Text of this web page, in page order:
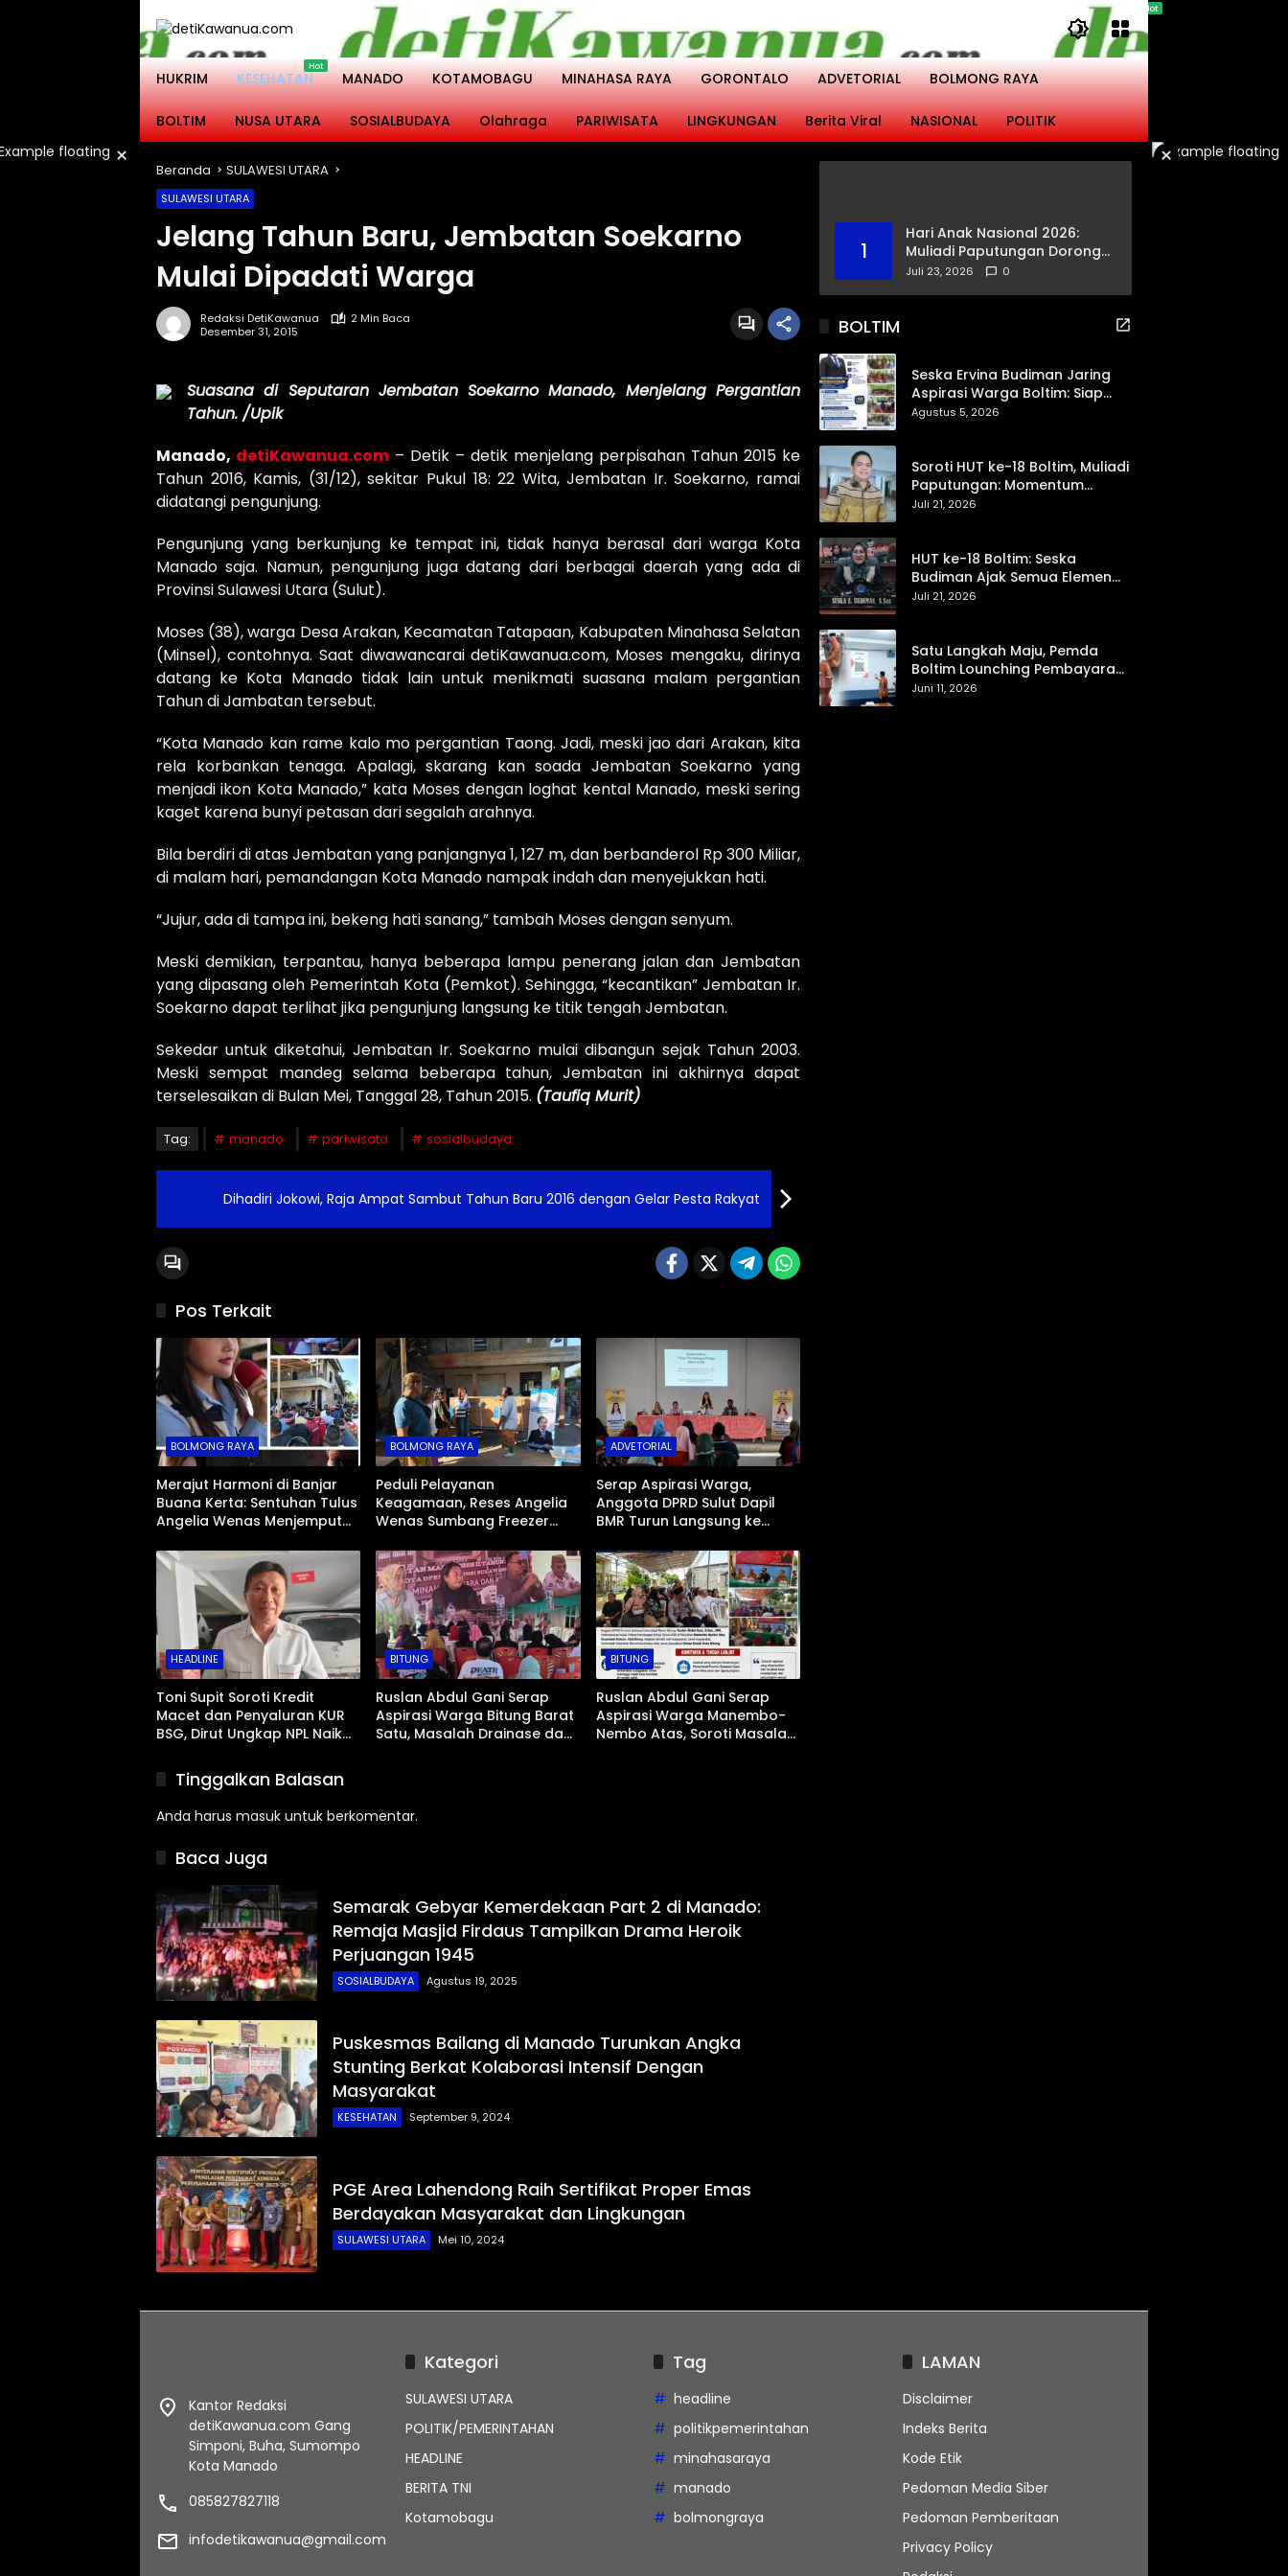
HUKRIM
KESEHATAN MANADO KOTAMOBAGU MINAHASA RAYA GORONTALO ADVETORIAL BOLMONG RAYA
BOLTIM NUSA UTARA SOSIALBUDAYA Olahraga PARIWISATA LINGKUNGAN Berita Viral NASIONAL POLITIK
× ×
Beranda SULAWESI UTARA
SULAWESI UTARA
Jelang Tahun Baru, Jembatan Soekarno
Mulai Dipadati Warga
Redaksi DetiKawanua
2 Min Baca
Desember 31, 2015
Suasana di Seputaran Jembatan Soekarno Manado, Menjelang Pergantian
Tahun. /Upik
Manado, detiKawanua.com – Detik – detik menjelang perpisahan Tahun 2015 ke
Tahun 2016, Kamis, (31/12), sekitar Pukul 18: 22 Wita, Jembatan Ir. Soekarno, ramai
didatangi pengunjung.
Pengunjung yang berkunjung ke tempat ini, tidak hanya berasal dari warga Kota
Manado saja. Namun, pengunjung juga datang dari berbagai daerah yang ada di
Provinsi Sulawesi Utara (Sulut).
Moses (38), warga Desa Arakan, Kecamatan Tatapaan, Kabupaten Minahasa Selatan
(Minsel), contohnya. Saat diwawancarai detiKawanua.com, Moses mengaku, dirinya
datang ke Kota Manado tidak lain untuk menikmati suasana malam pergantian
Tahun di Jambatan tersebut.
“Kota Manado kan rame kalo mo pergantian Taong. Jadi, meski jao dari Arakan, kita
rela korbankan tenaga. Apalagi, skarang kan soada Jembatan Soekarno yang
menjadi ikon Kota Manado,” kata Moses dengan loghat kental Manado, meski sering
kaget karena bunyi petasan dari segalah arahnya.
Bila berdiri di atas Jembatan yang panjangnya 1, 127 m, dan berbanderol Rp 300 Miliar,
di malam hari, pemandangan Kota Manado nampak indah dan menyejukkan hati.
“Jujur, ada di tampa ini, bekeng hati sanang,” tambah Moses dengan senyum.
Meski demikian, terpantau, hanya beberapa lampu penerang jalan dan Jembatan
yang dipasang oleh Pemerintah Kota (Pemkot). Sehingga, “kecantikan” Jembatan Ir.
Soekarno dapat terlihat jika pengunjung langsung ke titik tengah Jembatan.
Sekedar untuk diketahui, Jembatan Ir. Soekarno mulai dibangun sejak Tahun 2003.
Meski sempat mandeg selama beberapa tahun, Jembatan ini akhirnya dapat
terselesaikan di Bulan Mei, Tanggal 28, Tahun 2015. (Taufiq Murit)
Tag: manado pariwisata sosialbudaya
Dihadiri Jokowi, Raja Ampat Sambut Tahun Baru 2016 dengan Gelar Pesta Rakyat
Pos Terkait
BOLMONG RAYA
Merajut Harmoni di Banjar
Buana Kerta: Sentuhan Tulus
Angelia Wenas Menjemput
BOLMONG RAYA
Peduli Pelayanan
Keagamaan, Reses Angelia
Wenas Sumbang Freezer
Mopugad Bolmong
ADVETORIAL
Serap Aspirasi Warga,
Anggota DPRD Sulut Dapil
BMR Turun Langsung ke
HEADLINE
Toni Supit Soroti Kredit
Macet dan Penyaluran KUR
BSG, Dirut Ungkap NPL Naik
BITUNG
Ruslan Abdul Gani Serap
Aspirasi Warga Bitung Barat
Satu, Masalah Drainase dan
BITUNG
Ruslan Abdul Gani Serap
Aspirasi Warga Manembo-
Nembo Atas, Soroti Masalah
Tinggalkan Balasan
Anda harus masuk untuk berkomentar.
Baca Juga
Semarak Gebyar Kemerdekaan Part 2 di Manado:
Remaja Masjid Firdaus Tampilkan Drama Heroik
Perjuangan 1945
SOSIALBUDAYA Agustus 19, 2025
Puskesmas Bailang di Manado Turunkan Angka
Stunting Berkat Kolaborasi Intensif Dengan
Masyarakat
KESEHATAN September 9, 2024
PGE Area Lahendong Raih Sertifikat Proper Emas
Berdayakan Masyarakat dan Lingkungan
SULAWESI UTARA Mei 10, 2024
1
Hari Anak Nasional 2026:
Muliadi Paputungan Dorong
Pemerataan Akses
Juli 23, 2026 0
BOLTIM
Seska Ervina Budiman Jaring
Aspirasi Warga Boltim: Siap
Perjuangkan IPR, Jalan Trans,
Agustus 5, 2026
Soroti HUT ke-18 Boltim, Muliadi
Paputungan: Momentum
Refleksi Menuju Daerah Mandiri
Juli 21, 2026
HUT ke-18 Boltim: Seska
Budiman Ajak Semua Elemen
Bersinergi untuk Kemajuan
Juli 21, 2026
Satu Langkah Maju, Pemda
Boltim Lounching Pembayaran
PBB Lewat Scan Qris
Juni 11, 2026
Kantor Redaksi
detiKawanua.com Gang
Simponi, Buha, Sumompo
Kota Manado
085827827118
infodetikawanua@gmail.com
Kategori
SULAWESI UTARA
POLITIK/PEMERINTAHAN
HEADLINE
BERITA TNI
Kotamobagu
Tag
headline
politikpemerintahan
minahasaraya
manado
bolmongraya
LAMAN
Disclaimer
Indeks Berita
Kode Etik
Pedoman Media Siber
Pedoman Pemberitaan
Privacy Policy